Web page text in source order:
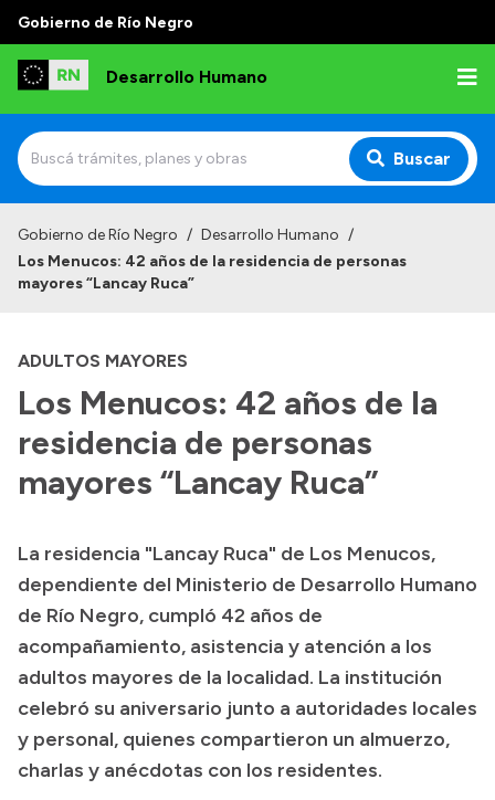
Gobierno de Río Negro
Desarrollo Humano
Buscar
Institucional
Autoridades
Delegaciones
Normativa
Presupuesto
Boletín Oficial
Compras y licitaciones
Consulta de expedientes
Consulta de pago a proveedores
Convocatorias
Intranet
Gobierno de Río Negro / Desarrollo Humano /
Los Menucos: 42 años de la residencia de personas
mayores “Lancay Ruca”
ADULTOS MAYORES
Los Menucos: 42 años de la
residencia de personas
mayores “Lancay Ruca”
La residencia "Lancay Ruca" de Los Menucos,
dependiente del Ministerio de Desarrollo Humano
de Río Negro, cumpló 42 años de
acompañamiento, asistencia y atención a los
adultos mayores de la localidad. La institución
celebró su aniversario junto a autoridades locales
y personal, quienes compartieron un almuerzo,
charlas y anécdotas con los residentes.